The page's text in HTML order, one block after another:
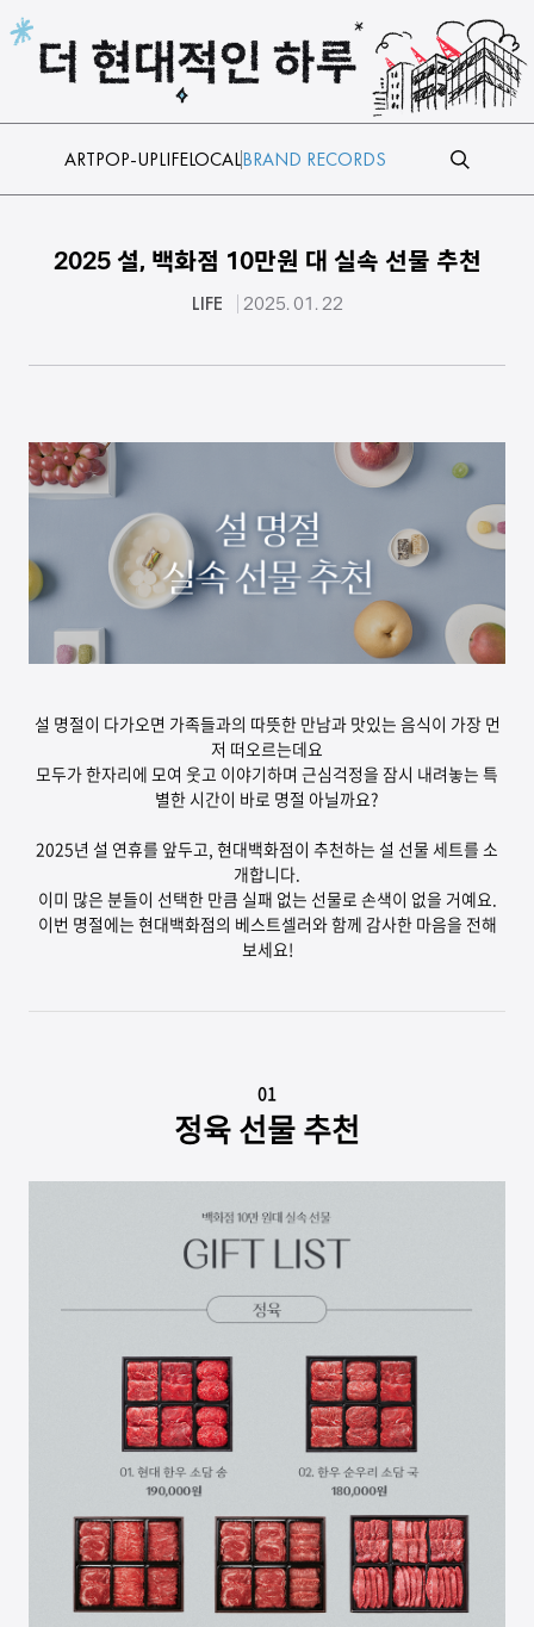
본문 바로가기
ARTPOP-UPLIFELOCALBRAND RECORDS
2025 설, 백화점 10만원 대 실속 선물 추천
LIFE 2025. 01. 22
설 명절이 다가오면 가족들과의 따뜻한 만남과 맛있는 음식이 가장 먼
저 떠오르는데요
모두가 한자리에 모여 웃고 이야기하며 근심걱정을 잠시 내려놓는 특
별한 시간이 바로 명절 아닐까요?
2025년 설 연휴를 앞두고, 현대백화점이 추천하는 설 선물 세트를 소
개합니다.
이미 많은 분들이 선택한 만큼 실패 없는 선물로 손색이 없을 거예요.
이번 명절에는 현대백화점의 베스트셀러와 함께 감사한 마음을 전해
보세요!
01
정육 선물 추천